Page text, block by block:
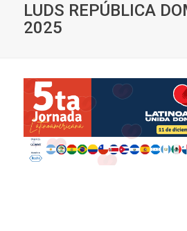
LUDS REPÚBLICA
2025